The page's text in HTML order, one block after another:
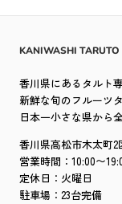
KANIWASHI TARUTO
香川県にあるタルト
新鮮な旬のフルーツ
日本一小さな県から
香川県高松市木太町2
営業時間：10:00〜
定休日：火曜日
駐車場：23台完備